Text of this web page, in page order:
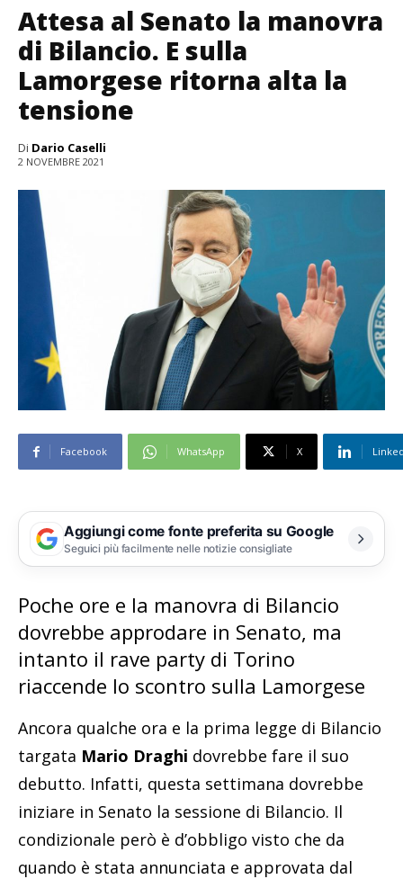
Attesa al Senato la manovra
di Bilancio. E sulla
Lamorgese ritorna alta la
tensione
Di Dario Caselli
2 NOVEMBRE 2021
Facebook WhatsApp X
Aggiungi come fonte preferita su Google
Seguici più facilmente nelle notizie consigliate
Poche ore e la manovra di Bilancio
dovrebbe approdare in Senato, ma
intanto il rave party di Torino
riaccende lo scontro sulla Lamorgese
Ancora qualche ora e la prima legge di Bilancio
targata Mario Draghi dovrebbe fare il suo
debutto. Infatti, questa settimana dovrebbe
iniziare in Senato la sessione di Bilancio. Il
condizionale però è d’obbligo visto che da
quando è stata annunciata e approvata dal